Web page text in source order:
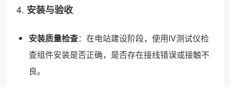
4. 安装与验收
安装质量检查：在电站建设阶段，使用IV测试仪检
查组件安装是否正确，是否存在接线错误或接触不
良。